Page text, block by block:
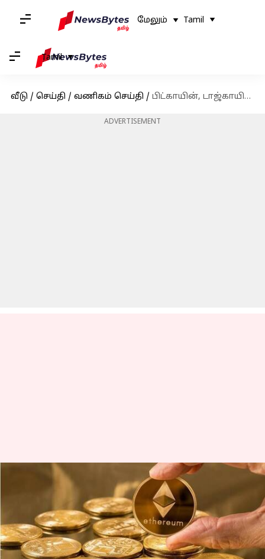
மேலும் Tamil
Tamil
வீடு / செய்தி / வணிகம் செய்தி / பிட்காயின், டாஜ்காயின், பிஎன்பி: கிரிப்டோகரன்சிகளின் இன்றைய விலை நிலவரம்
ADVERTISEMENT
பிட்காயின், டாஜ்காயின்,
பிஎன்பி:
கிரிப்டோகரன்சிகளின்
இன்றைய விலை
நிலவரம்